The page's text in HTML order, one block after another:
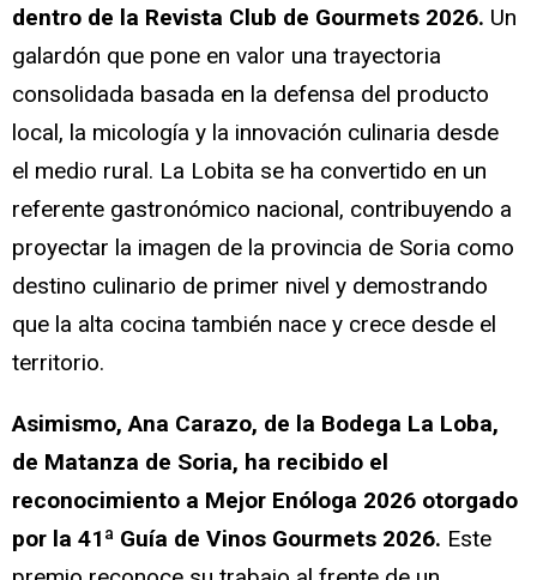
dentro de la Revista Club de Gourmets 2026. Un
galardón que pone en valor una trayectoria
consolidada basada en la defensa del producto
local, la micología y la innovación culinaria desde
el medio rural. La Lobita se ha convertido en un
referente gastronómico nacional, contribuyendo a
proyectar la imagen de la provincia de Soria como
destino culinario de primer nivel y demostrando
que la alta cocina también nace y crece desde el
territorio.
Asimismo, Ana Carazo, de la Bodega La Loba,
de Matanza de Soria, ha recibido el
reconocimiento a Mejor Enóloga 2026 otorgado
por la 41ª Guía de Vinos Gourmets 2026. Este